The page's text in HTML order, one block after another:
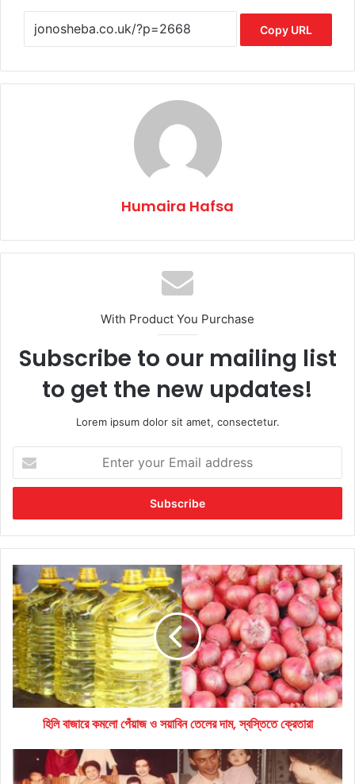
Copy URL
Humaira Hafsa
With Product You Purchase
Subscribe to our mailing list
to get the new updates!
Lorem ipsum dolor sit amet, consectetur.
your
Email
হিলি
বাজারে
কমলো
পেঁয়াজ
ও
সয়াবিন
তেলের
দাম,
স্বস্তিতে
হিলি বাজারে কমলো পেঁয়াজ ও সয়াবিন তেলের দাম, স্বস্তিতে ক্রেতারা
দিবসে